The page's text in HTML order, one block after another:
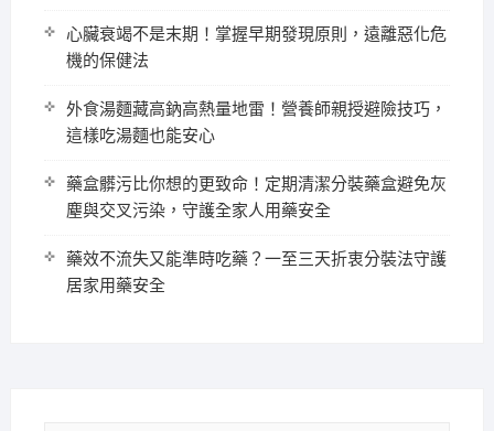
心臟衰竭不是末期！掌握早期發現原則，遠離惡化危
機的保健法
外食湯麵藏高鈉高熱量地雷！營養師親授避險技巧，
這樣吃湯麵也能安心
藥盒髒污比你想的更致命！定期清潔分裝藥盒避免灰
塵與交叉污染，守護全家人用藥安全
藥效不流失又能準時吃藥？一至三天折衷分裝法守護
居家用藥安全